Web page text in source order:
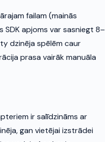
failam (mainās
apjoms var sasniegt 8–
dzinēja spēlēm caur
prasa vairāk manuāla
ir salīdzināms ar
gan vietējai izstrādei